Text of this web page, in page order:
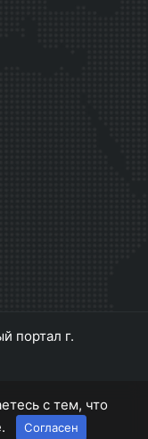
портал г.
с тем, что
Согласен